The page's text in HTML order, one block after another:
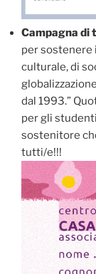
Campagna di
per sostenere
culturale, di
dal 1993.”
per gli
sostenitore
tutti/e!!!